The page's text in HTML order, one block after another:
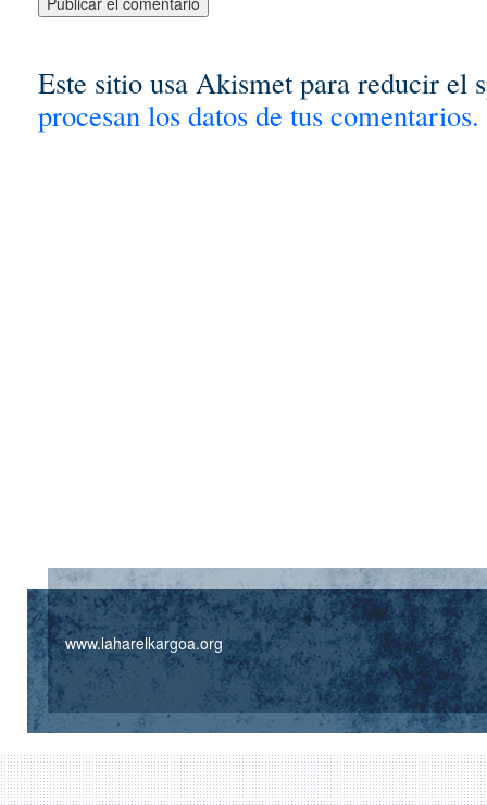
Este sitio usa Akismet para reducir el
procesan los datos de tus comentarios.
www.laharelkargoa.org